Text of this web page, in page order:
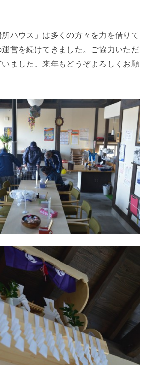
所ハウス」は多くの方々を力を借りて
営を続けてきました。ご協力いただ
ました。来年もどうぞよろしくお願